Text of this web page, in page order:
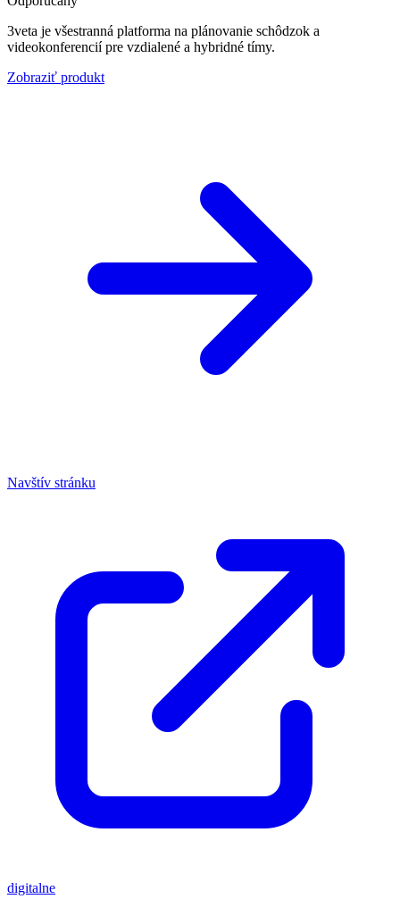
3veta je všestranná platforma na plánovanie schôdzok a
videokonferencií pre vzdialené a hybridné tímy.
Zobraziť produkt
Navštív stránku
digitalne